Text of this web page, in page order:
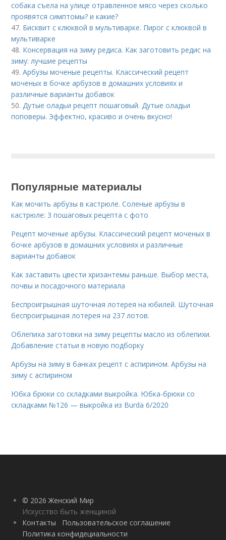
собака съела на улице отравленное мясо через сколько
проявятся симптомы? и какие?
47. Бисквит с клюквой в мультиварке. Пирог с клюквой в
мультиварке
48. Консервация на зиму редиса. Как заготовить редис на
зиму: лучшие рецепты
49.Арбузы моченые рецепты. Классический рецепт
моченых в бочке арбузов в домашних условиях и
различные варианты добавок
50.Дутые оладьи рецепт пошаговый. Дутые оладьи
поповеры. Эффектно, красиво и очень вкусно!
Популярные материалы
Как мочить арбузы в кастрюле. Соленые арбузы в
кастрюле: 3 пошаговых рецепта с фото
Рецепт моченые арбузы. Классический рецепт моченых в
бочке арбузов в домашних условиях и различные
варианты добавок
Как заставить цвести хризантемы раньше. Выбор места,
почвы и посадочного материала
Беспроигрышная шуточная лотерея на юбилей. Шуточная
беспроигрышная лотерея на 237 лотов.
Облепиха заготовки на зиму рецепты масло из облепихи.
Добавление статьи в новую подборку
Арбузы на зиму в банках рецепт с аспирином. Арбузы на
зиму с аспирином
Юбка брюки со складками выкройка. Юбка-брюки со
складками №126 — выкройка из Burda 6/2020
© 2026 Женский Мир
Искусство быть женщиной
Контакты
Пользовательское соглашение
Политика конфидециальности